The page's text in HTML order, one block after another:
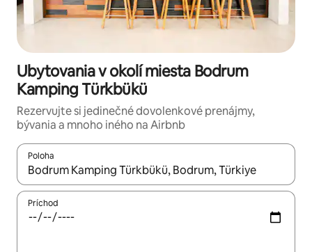
Ubytovania v okolí miesta Bodrum
Kamping Türkbükü
Rezervujte si jedinečné dovolenkové prenájmy,
bývania a mnoho iného na Airbnb
Poloha
Keď budú výsledky k dispozícii, môžete si ich prechádzať
Príchod